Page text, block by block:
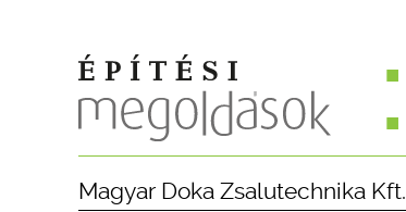
Magyar Doka Zsalutechnika Kft.